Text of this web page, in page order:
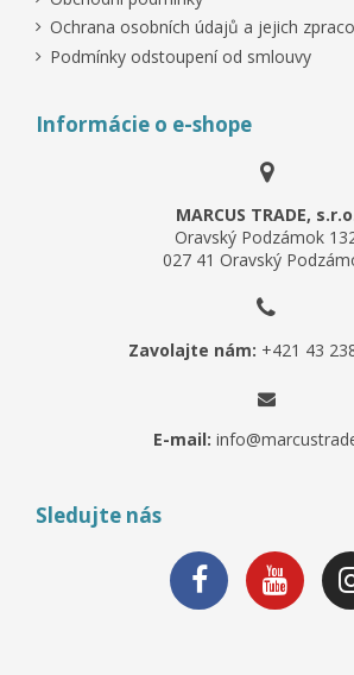
Ochrana osobních údajů a jejich
Podmínky odstoupení od smlouvy
Informácie o e-shope
MARCUS TRADE,
Oravský Podzámok
027 41 Oravský
Zavolajte nám: +421 43
E-mail:
Sledujte nás